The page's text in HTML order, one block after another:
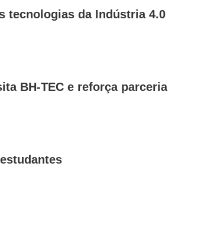
tecnologias da Indústria 4.0
BH-TEC e reforça parceria